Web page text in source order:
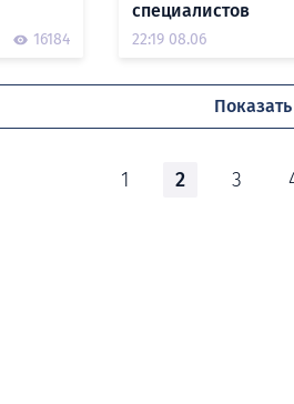
16184
специалистов
22:19 08.06
1 2 3